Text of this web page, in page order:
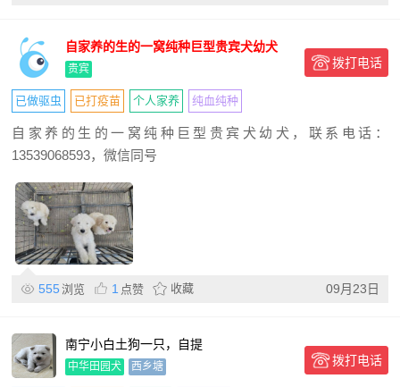
自家养的生的一窝纯种巨型贵宾犬幼犬
贵宾 拨打电话
已做驱虫 已打疫苗 个人家养 纯血纯种
自家养的生的一窝纯种巨型贵宾犬幼犬，联系电话：
13539068593，微信同号
555 浏览 1 点赞 收藏 09月23日
南宁小白土狗一只，自提
中华田园犬 西乡塘 拨打电话